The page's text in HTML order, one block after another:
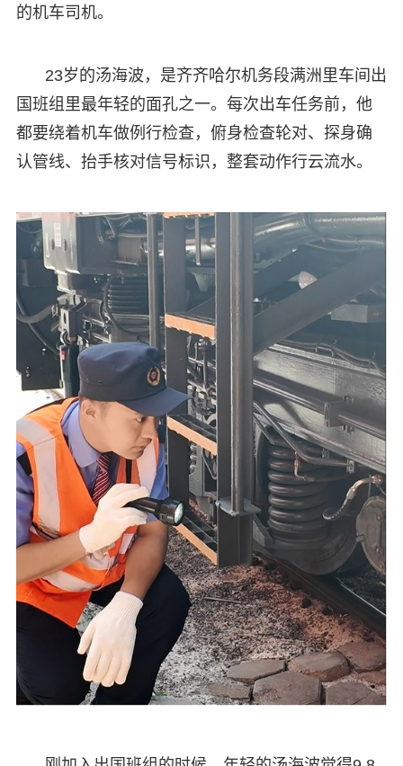
的机车司机。
23岁的汤海波，是齐齐哈尔机务段满洲里车间出
国班组里最年轻的面孔之一。每次出车任务前，他
都要绕着机车做例行检查，俯身检查轮对、探身确
认管线、抬手核对信号标识，整套动作行云流水。